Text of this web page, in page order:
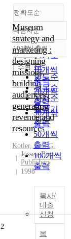
정확도순
정확도
순
인기도
순
연도순
제목순
저자순
발행기
관순
내림차순
내림차순
10개씩 출력
10개씩
출력
20개씩
출력
30개씩
출력
50개씩
출력
100개씩
출력
조회
Museum
strategy and
marketing :
designing
missions,
building
audiences,
generating
revenue and
resources
Kotler, Neil G.
Jossey-Bass
Publishers
1998
복사/
대출
신청
목
2